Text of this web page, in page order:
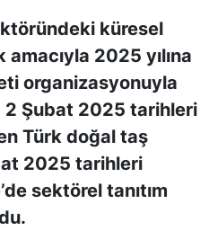
küresel
2025 yılına
organizasyonuyla
2 Şubat 2025 tarihleri
Türk doğal taş
2025 tarihleri
sektörel tanıtım